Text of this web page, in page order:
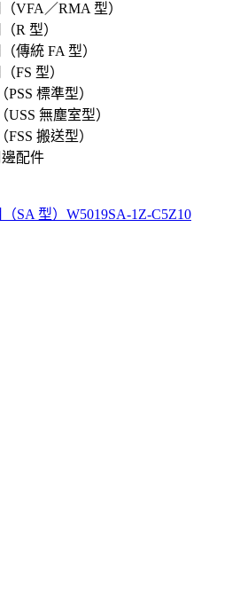
VFA／RMA 型）
R 型）
傳統 FA 型）
FS 型）
標準型）
USS 無塵室型）
搬送型）
配件
SA 型） W5019SA-1Z-C5Z10